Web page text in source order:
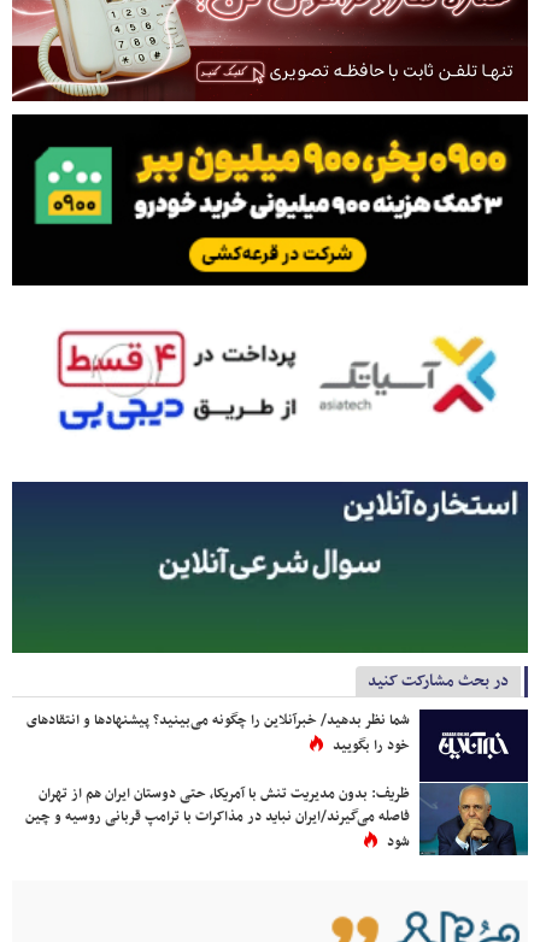
در بحث مشارکت کنید
شما نظر بدهید/ خبرآنلاین را چگونه می‌بینید؟ پیشنهادها و انتقادهای
خود را بگویید
ظریف: بدون مدیریت تنش با آمریکا، حتی دوستان ایران هم از تهران
فاصله می‌گیرند/ایران نباید در مذاکرات با ترامپ قربانی روسیه و چین
شود